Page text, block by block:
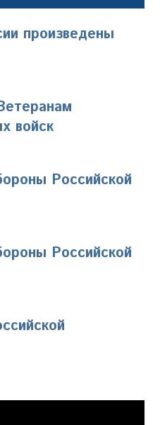
произведены
войск
Российской
Российской